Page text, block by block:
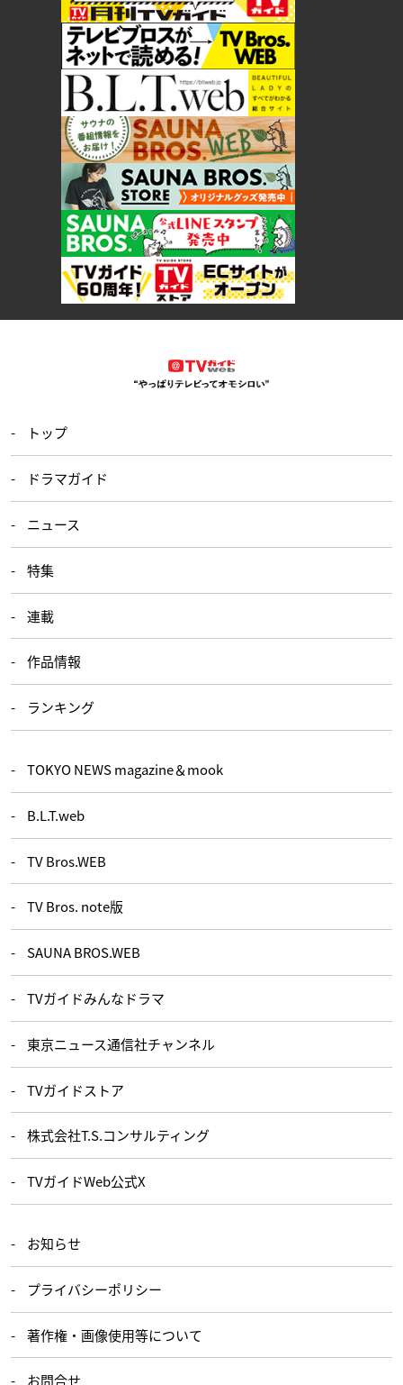
トップ
ドラマガイド
ニュース
特集
連載
作品情報
ランキング
TOKYO NEWS magazine＆mook
B.L.T.web
TV Bros.WEB
TV Bros. note版
SAUNA BROS.WEB
TVガイドみんなドラマ
東京ニュース通信社チャンネル
TVガイドストア
株式会社T.S.コンサルティング
TVガイドWeb公式X
お知らせ
プライバシーポリシー
著作権・画像使用等について
お問合せ